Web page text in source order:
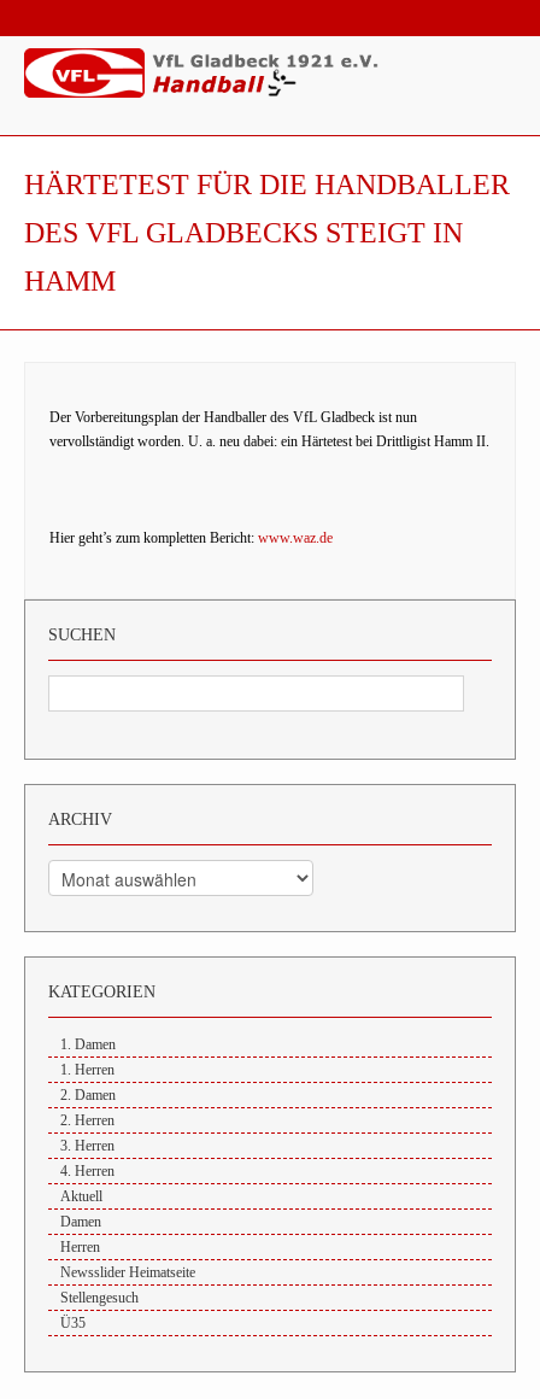
HÄRTETEST FÜR DIE HANDBALLER
DES VFL GLADBECKS STEIGT IN
HAMM
Der Vorbereitungsplan der Handballer des VfL Gladbeck ist nun
vervollständigt worden. U. a. neu dabei: ein Härtetest bei Drittligist Hamm II.
Hier geht’s zum kompletten Bericht: www.waz.de
SUCHEN
ARCHIV
Archiv
KATEGORIEN
1. Damen
1. Herren
2. Damen
2. Herren
3. Herren
4. Herren
Aktuell
Damen
Herren
Newsslider Heimatseite
Stellengesuch
Ü35